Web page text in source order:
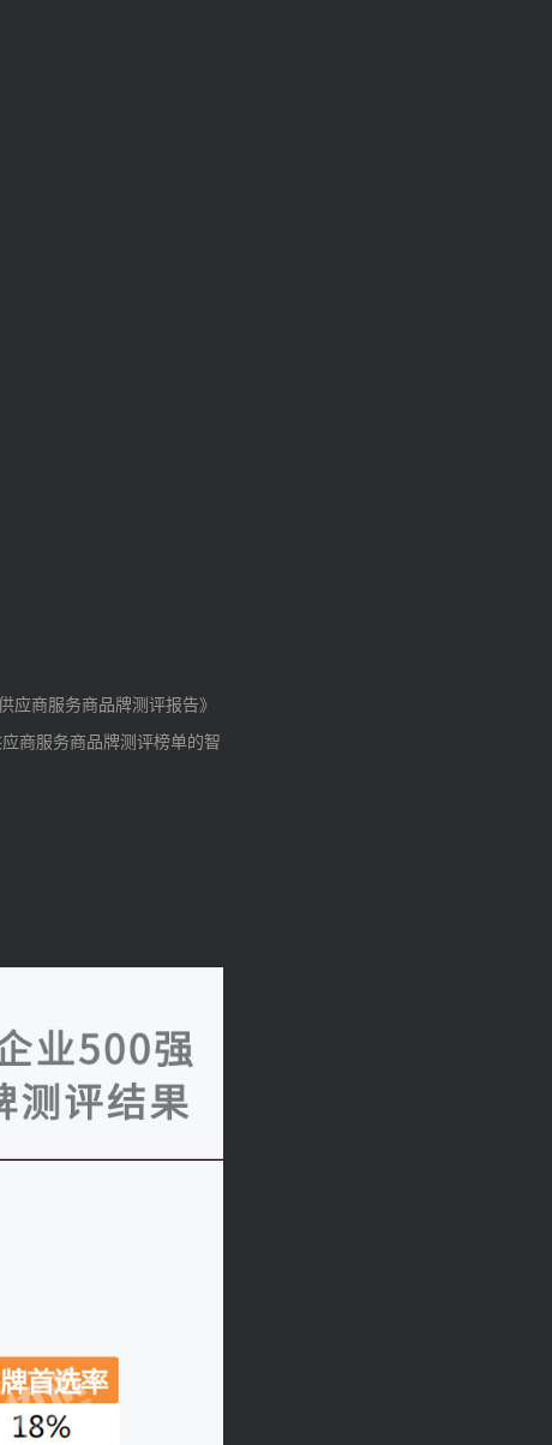
应商服务商品牌测评报告》
商服务商品牌测评榜单的智